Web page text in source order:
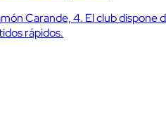
Carande, 4. El club
rápidos.